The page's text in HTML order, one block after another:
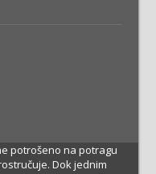
potrošeno na potragu
Dok jednim